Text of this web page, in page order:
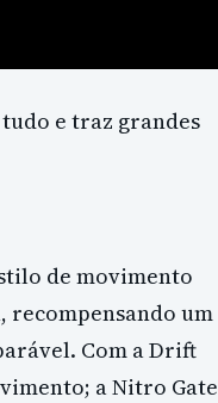
e traz grandes
de movimento
recompensando um
Com a Drift
a Nitro Gate